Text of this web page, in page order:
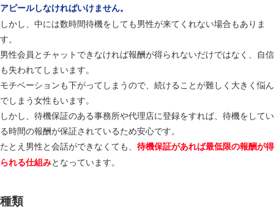
アピールしなければいけません。
しかし、中には数時間待機をしても男性が来てくれない場合もありま
す。
男性会員とチャットできなければ報酬が得られないだけではなく、自信
も失われてしまいます。
モチベーションも下がってしまうので、続けることが難しく大きく悩ん
でしまう女性もいます。
しかし、待機保証のある事務所や代理店に登録をすれば、待機をしてい
る時間の報酬が保証されているため安心です。
たとえ男性と会話ができなくても、 待機保証があれば最低限の報酬が得
られる仕組みとなっています。
種類